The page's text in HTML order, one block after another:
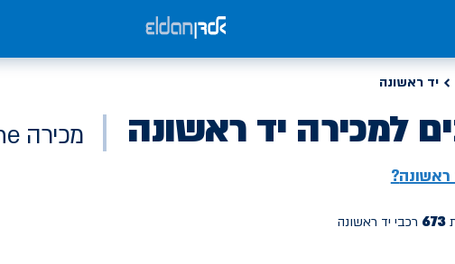
יד ראשונה
למכירה יד ראשונה מכירה Online
ראשונה?
רכבי יד ראשונה